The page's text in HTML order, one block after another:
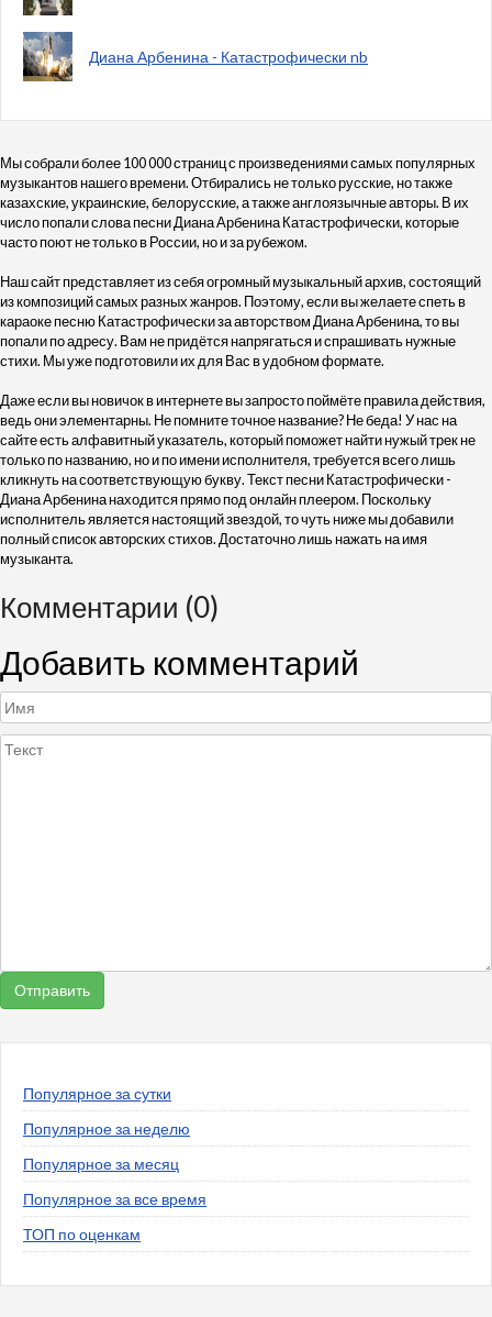
Диана Арбенина - Катастрофически nb
Мы собрали более 100 000 страниц с произведениями самых популярных
музыкантов нашего времени. Отбирались не только русские, но также
казахские, украинские, белорусские, а также англоязычные авторы. В их
число попали слова песни Диана Арбенина Катастрофически, которые
часто поют не только в России, но и за рубежом.
Наш сайт представляет из себя огромный музыкальный архив, состоящий
из композиций самых разных жанров. Поэтому, если вы желаете спеть в
караоке песню Катастрофически за авторством Диана Арбенина, то вы
попали по адресу. Вам не придётся напрягаться и спрашивать нужные
стихи. Мы уже подготовили их для Вас в удобном формате.
Даже если вы новичок в интернете вы запросто поймёте правила действия,
ведь они элементарны. Не помните точное название? Не беда! У нас на
сайте есть алфавитный указатель, который поможет найти нужый трек не
только по названию, но и по имени исполнителя, требуется всего лишь
кликнуть на соответствующую букву. Текст песни Катастрофически -
Диана Арбенина находится прямо под онлайн плеером. Поскольку
исполнитель является настоящий звездой, то чуть ниже мы добавили
полный список авторских стихов. Достаточно лишь нажать на имя
музыканта.
Комментарии (0)
Добавить комментарий
Популярное за сутки
Популярное за неделю
Популярное за месяц
Популярное за все время
ТОП по оценкам